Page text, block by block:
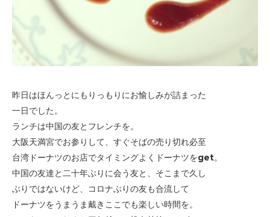
昨日はほんっとにもりっもりにお愉しみが詰まった
一日でした。
ランチは中国の友とフレンチを。
大阪天満宮でお参りして、 すぐそばの売り切れ必至
台湾ドーナツのお店でタイミングよくドーナツをget。
中国の友達と二十年ぶりに会う友と、そこまで久し
ぶりではないけど、
コロナぶりの友も合流して
ドーナツをうまうま戴きここでも楽しい時間を。